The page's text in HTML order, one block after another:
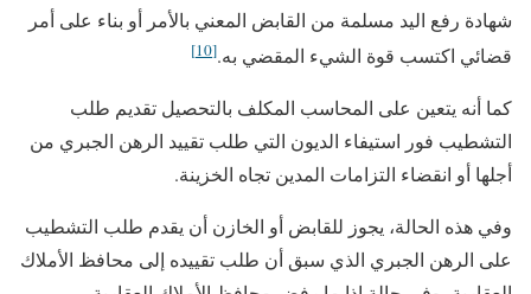
شهادة رفع اليد مسلمة من القابض المعني بالأمر أو بناء على أمر
قضائي اكتسب قوة الشيء المقضي به.[10]
كما أنه يتعين على المحاسب المكلف بالتحصيل تقديم طلب
التشطيب فور استيفاء الديون التي طلب تقييد الرهن الجبري من
أجلها أو انقضاء التزامات المدين تجاه الخزينة.
وفي هذه الحالة، يجوز للقابض أو الخازن أن يقدم طلب التشطيب
على الرهن الجبري الذي سبق أن طلب تقييده إلى محافظ الأملاك